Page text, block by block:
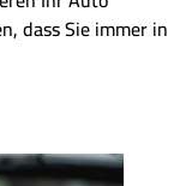
dass Sie immer in